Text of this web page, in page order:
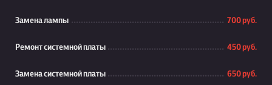
Замена лампы 700 руб.
Ремонт системной платы 450 руб.
Замена системной платы 650 руб.